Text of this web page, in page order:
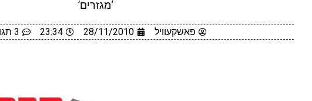
‘מגזרים’
פאשקעוויל 28/11/2010
23:34 3 תגובות